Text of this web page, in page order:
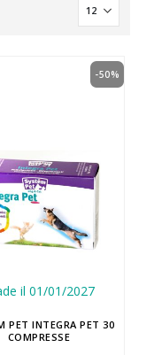
il 01/01/2027
PET INTEGRA PET 30
COMPRESSE
-50%